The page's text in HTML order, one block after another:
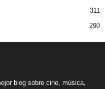
311
290
blog sobre cine, música,